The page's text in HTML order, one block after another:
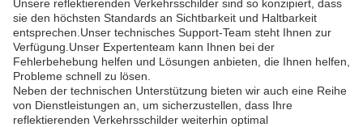
Unsere reflektierenden Verkehrsschilder sind so konzipiert, dass
sie den höchsten Standards an Sichtbarkeit und Haltbarkeit
entsprechen.Unser technisches Support-Team steht Ihnen zur
Verfügung.Unser Expertenteam kann Ihnen bei der
Fehlerbehebung helfen und Lösungen anbieten, die Ihnen helfen,
Probleme schnell zu lösen.
Neben der technischen Unterstützung bieten wir auch eine Reihe
von Dienstleistungen an, um sicherzustellen, dass Ihre
reflektierenden Verkehrsschilder weiterhin optimal